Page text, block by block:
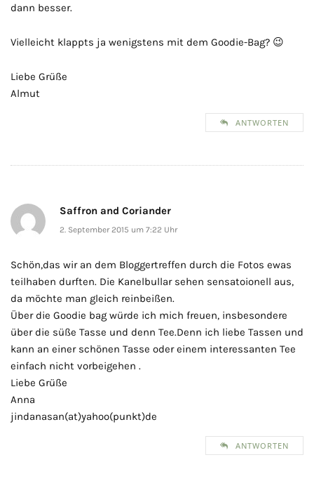
dann besser.
Vielleicht klappts ja wenigstens mit dem Goodie-Bag? 😉
Liebe Grüße
Almut
ANTWORTEN
Saffron and Coriander
2. September 2015 um 7:22 Uhr
Schön,das wir an dem Bloggertreffen durch die Fotos ewas
teilhaben durften. Die Kanelbullar sehen sensatoionell aus,
da möchte man gleich reinbeißen.
Über die Goodie bag würde ich mich freuen, insbesondere
über die süße Tasse und denn Tee.Denn ich liebe Tassen und
kann an einer schönen Tasse oder einem interessanten Tee
einfach nicht vorbeigehen .
Liebe Grüße
Anna
jindanasan(at)yahoo(punkt)de
ANTWORTEN